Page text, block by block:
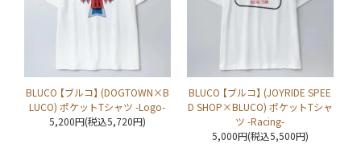
BLUCO 【ブルコ】 (DOGTOWN×B
LUCO) ポケットTシャツ -Logo-
5,200円(税込5,720円)
BLUCO 【ブルコ】 (JOYRIDE SPEE
D SHOP×BLUCO) ポケットTシャ
ツ -Racing-
5,000円(税込5,500円)